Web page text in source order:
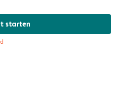
starten